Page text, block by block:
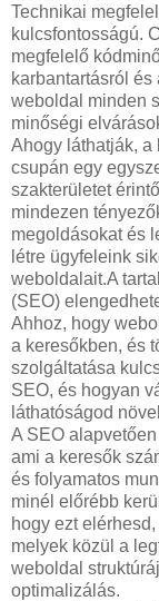
Technikai
kulcsfontosságú.
megfelelő
karbantartásról
weboldal minden
minőségi
Ahogy láthatják, a
csupán egy
szakterületet
mindezen
megoldásokat és
létre ügyfeleink
weboldalait.A
(SEO)
Ahhoz, hogy
a keresőkben, és
szolgáltatása
SEO, és hogyan
láthatóságod
A SEO
ami a keresők
és folyamatos
minél előrébb
hogy ezt
melyek közül a
weboldal
optimalizálás.